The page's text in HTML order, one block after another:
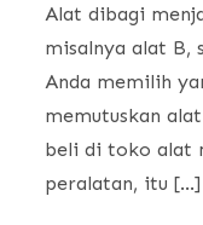
Alat dibagi
misalnya alat B,
Anda memilih
memutuskan
beli di toko alat
peralatan, itu […]